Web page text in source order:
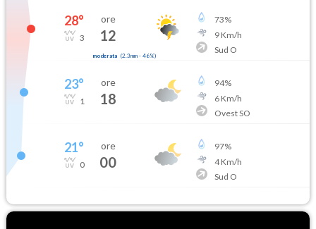
28°
3
ore
12
moderata (2.3mm- 46%)
73%
9Km/h
Sud O
23°
1
ore
18
94%
6Km/h
Ovest SO
21°
0
ore
00
97%
4Km/h
Sud O